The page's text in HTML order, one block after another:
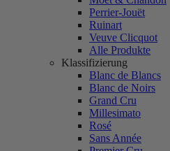
Perrier-Jouët
Ruinart
Veuve Clicquot
Alle Produkte
Klassifizierung
Blanc de Blancs
Blanc de Noirs
Grand Cru
Millesimato
Rosé
Sans Année